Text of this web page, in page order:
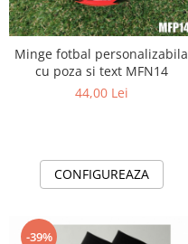
Minge fotbal personalizabila
cu poza si text MFN14
44,00 Lei
CONFIGUREAZA
-39%